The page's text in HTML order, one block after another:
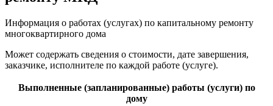
Информация о работах (услугах) по капитальному ремонту
многоквартирного дома
Может содержать сведения о стоимости, дате завершения,
заказчике, исполнителе по каждой работе (услуге).
Выполненные (запланированные) работы (услуги) по
дому